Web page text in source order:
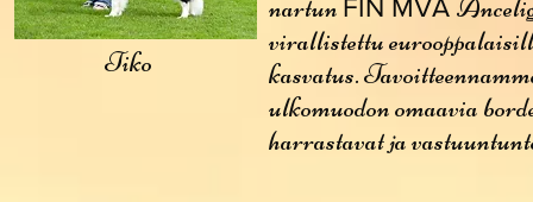
Tiko
nartun FIN MVA
virallistettu
kasvatus.
ulkomuodon omaavia
harrastavat ja